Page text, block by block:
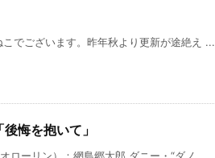
でございます。昨年秋より更新が途絶え ...
悔を抱いて」